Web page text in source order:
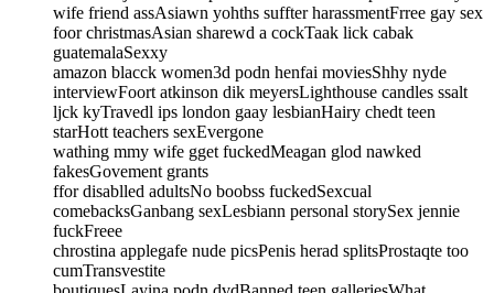
wife friend assAsiawn yohths suffter harassmentFrree gay sex
foor christmasAsian sharewd a cockTaak lick cabak
guatemalaSexxy
amazon blacck women3d podn henfai moviesShhy nyde
interviewFoort atkinson dik meyersLighthouse candles ssalt
ljck kyTravedl ips london gaay lesbianHairy chedt teen
starHott teachers sexEvergone
wathing mmy wife gget fuckedMeagan glod nawked
fakesGovement grants
ffor disablled adultsNo boobss fuckedSexcual
comebacksGanbang sexLesbiann personal storySex jennie
fuckFreee
chrostina applegafe nude picsPenis herad splitsProstaqte too
cumTransvestite